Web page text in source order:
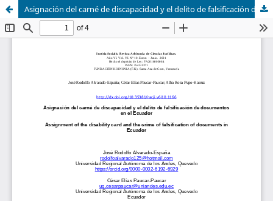
Asignación del carné de discapacidad y el delito de falsificación de documentos en el Ecuador